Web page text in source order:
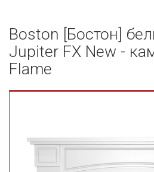
Boston [Бостон]
Jupiter FX New -
Flame